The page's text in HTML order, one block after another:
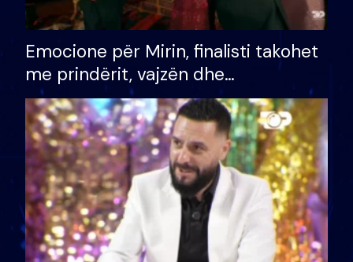
Emocione për Mirin, finalisti takohet
me prindërit, vajzën dhe
bashkëshorten: S’kemi ndonjë letër
divorci apo jo?